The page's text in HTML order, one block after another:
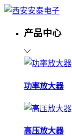
产品中心
功率放大器
高压放大器